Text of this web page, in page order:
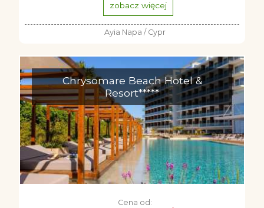
zobacz więcej
Ayia Napa / Cypr
Chrysomare Beach Hotel &
Resort*****
Cena od: